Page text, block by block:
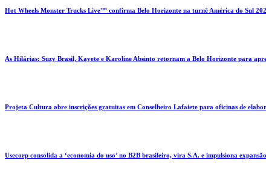
Hot Wheels Monster Trucks Live™ confirma Belo Horizonte na turnê América do Sul
As Hilárias: Suzy Brasil, Kayete e Karoline Absinto retornam a Belo Horizonte para
Projeta Cultura abre inscrições gratuitas em Conselheiro Lafaiete para oficinas de
Usecorp consolida a ‘economia do uso’ no B2B brasileiro, vira S.A. e impulsiona